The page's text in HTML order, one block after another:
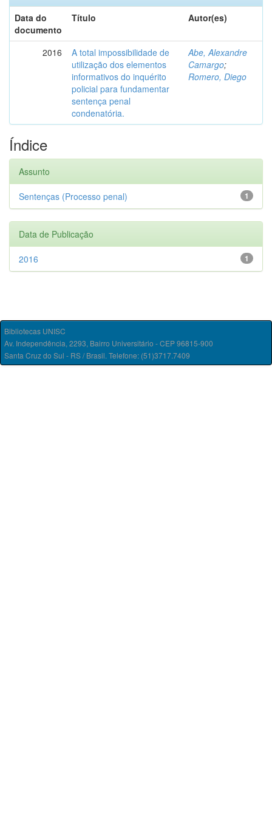
Data do
documento
Título Autor(es)
2016
A total impossibilidade de
utilização dos elementos
informativos do inquérito
policial para fundamentar
sentença penal
condenatória.
Abe, Alexandre
Camargo;
Romero, Diego
Índice
Assunto
1
Sentenças (Processo penal)
Data de Publicação
1
2016
Bibliotecas UNISC
Av. Independência, 2293, Bairro Universitário - CEP 96815-900
Santa Cruz do Sul - RS / Brasil. Telefone: (51)3717.7409